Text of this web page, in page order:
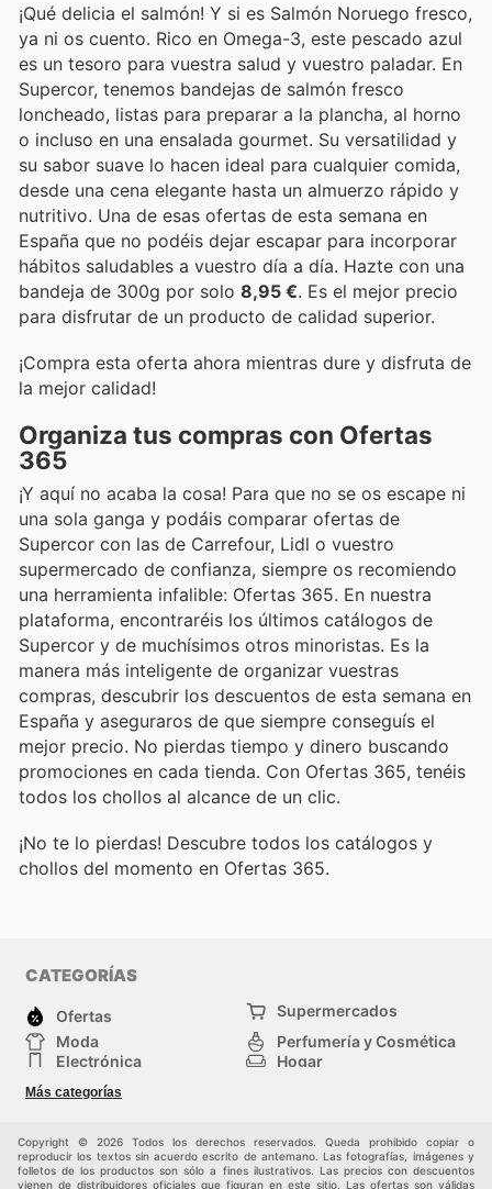
¡Qué delicia el salmón! Y si es Salmón Noruego fresco,
ya ni os cuento. Rico en Omega-3, este pescado azul
es un tesoro para vuestra salud y vuestro paladar. En
Supercor, tenemos bandejas de salmón fresco
loncheado, listas para preparar a la plancha, al horno
o incluso en una ensalada gourmet. Su versatilidad y
su sabor suave lo hacen ideal para cualquier comida,
desde una cena elegante hasta un almuerzo rápido y
nutritivo. Una de esas ofertas de esta semana en
España que no podéis dejar escapar para incorporar
hábitos saludables a vuestro día a día. Hazte con una
bandeja de 300g por solo 8,95 €. Es el mejor precio
para disfrutar de un producto de calidad superior.
¡Compra esta oferta ahora mientras dure y disfruta de
la mejor calidad!
Organiza tus compras con Ofertas
365
¡Y aquí no acaba la cosa! Para que no se os escape ni
una sola ganga y podáis comparar ofertas de
Supercor con las de Carrefour, Lidl o vuestro
supermercado de confianza, siempre os recomiendo
una herramienta infalible: Ofertas 365. En nuestra
plataforma, encontraréis los últimos catálogos de
Supercor y de muchísimos otros minoristas. Es la
manera más inteligente de organizar vuestras
compras, descubrir los descuentos de esta semana en
España y aseguraros de que siempre conseguís el
mejor precio. No pierdas tiempo y dinero buscando
promociones en cada tienda. Con Ofertas 365, tenéis
todos los chollos al alcance de un clic.
¡No te lo pierdas! Descubre todos los catálogos y
chollos del momento en Ofertas 365.
CATEGORÍAS
Ofertas
Supermercados
Moda
Perfumería y Cosmética
Electrónica
Hogar
Deporte
Juguetes y bebés
Más categorías
Copyright © 2026 Todos los derechos reservados. Queda prohibido copiar o
reproducir los textos sin acuerdo escrito de antemano. Las fotografías, imágenes y
folletos de los productos son sólo a fines ilustrativos. Las precios con descuentos
vienen de distribuidores oficiales que figuran en este sitio. Las ofertas son válidas